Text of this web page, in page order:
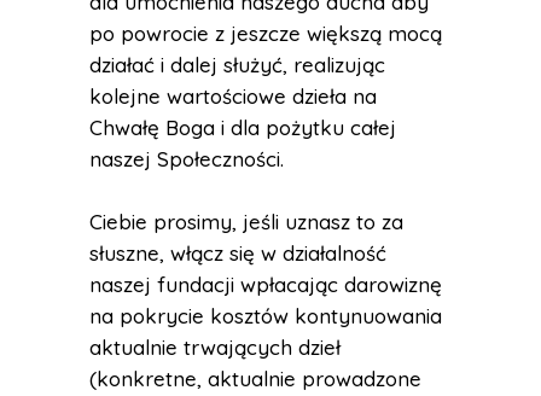
po powrocie z jeszcze większą mocą
działać i dalej służyć, realizując
kolejne wartościowe dzieła na
Chwałę Boga i dla pożytku całej
naszej Społeczności.
Ciebie prosimy, jeśli uznasz to za
słuszne, włącz się w działalność
naszej fundacji wpłacając darowiznę
na pokrycie kosztów kontynuowania
aktualnie trwających dzieł
(konkretne, aktualnie prowadzone